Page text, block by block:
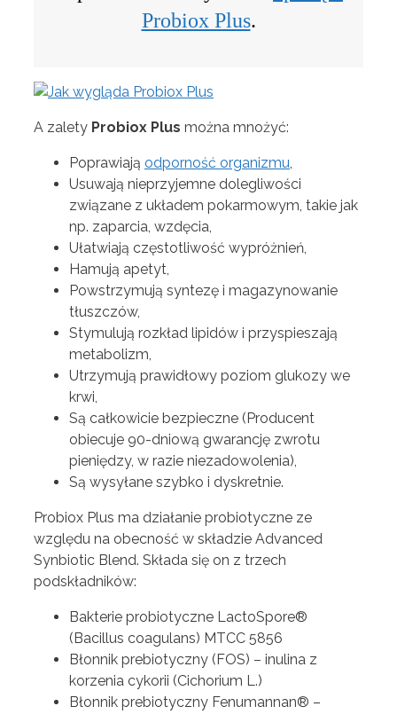
Probiox Plus.
A zalety Probiox Plus można mnożyć:
Poprawiają odporność organizmu,
Usuwają nieprzyjemne dolegliwości
związane z układem pokarmowym, takie jak
np. zaparcia, wzdęcia,
Ułatwiają częstotliwość wypróżnień,
Hamują apetyt,
Powstrzymują syntezę i magazynowanie
tłuszczów,
Stymulują rozkład lipidów i przyspieszają
metabolizm,
Utrzymują prawidłowy poziom glukozy we
krwi,
Są całkowicie bezpieczne (Producent
obiecuje 90-dniową gwarancję zwrotu
pieniędzy, w razie niezadowolenia),
Są wysyłane szybko i dyskretnie.
Probiox Plus ma działanie probiotyczne ze
względu na obecność w składzie Advanced
Synbiotic Blend. Składa się on z trzech
podskładników:
Bakterie probiotyczne LactoSpore®
(Bacillus coagulans) MTCC 5856
Błonnik prebiotyczny (FOS) – inulina z
korzenia cykorii (Cichorium L.)
Błonnik prebiotyczny Fenumannan® –